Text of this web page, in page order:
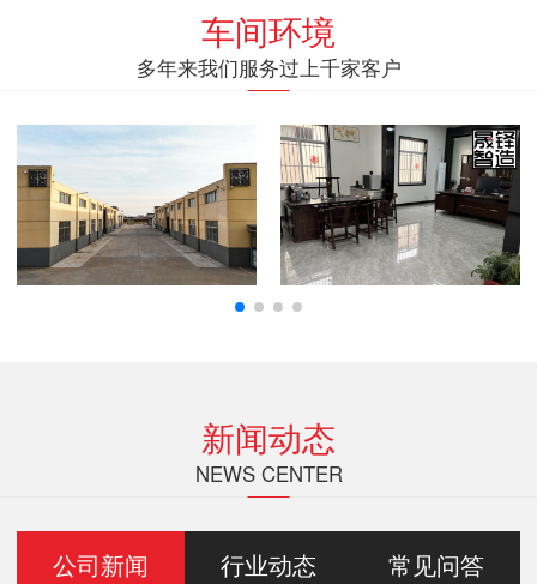
车间环境
多年来我们服务过上千家客户
新闻动态
NEWS CENTER
公司新闻 行业动态 常见问答